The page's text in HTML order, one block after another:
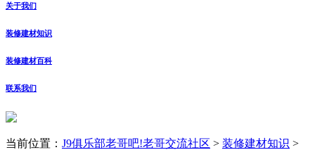
关于我们
装修建材知识
装修建材百科
联系我们
当前位置： J9俱乐部老哥吧!老哥交流社区 > 装修建材知识 >